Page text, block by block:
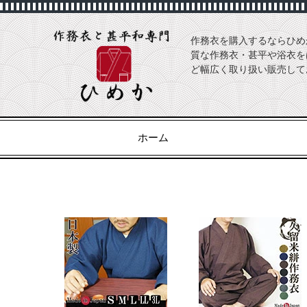
作務衣を購入するならひ
質な作務衣・甚平や浴衣
ど幅広く取り扱い販売し
ホーム